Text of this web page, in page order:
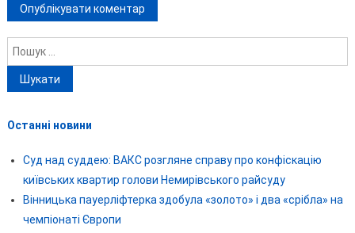
Пошук:
Останні новини
Суд над суддею: ВАКС розгляне справу про конфіскацію
київських квартир голови Немирівського райсуду
Вінницька пауерліфтерка здобула «золото» і два «срібла» на
чемпіонаті Європи